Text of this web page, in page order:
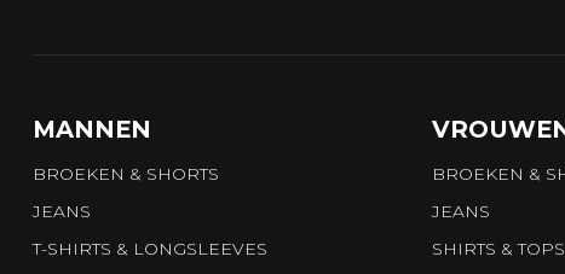
MANNEN
BROEKEN & SHORTS
JEANS
T-SHIRTS & LONGSLEEVES
BROEKEN &
JEANS
SHIRTS & TOPS